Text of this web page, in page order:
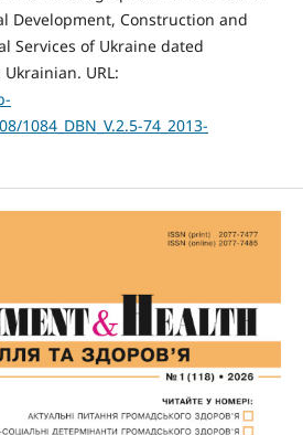
Development, Construction and
Services of Ukraine dated
URL:
1084_DBN_V.2.5-74_2013-